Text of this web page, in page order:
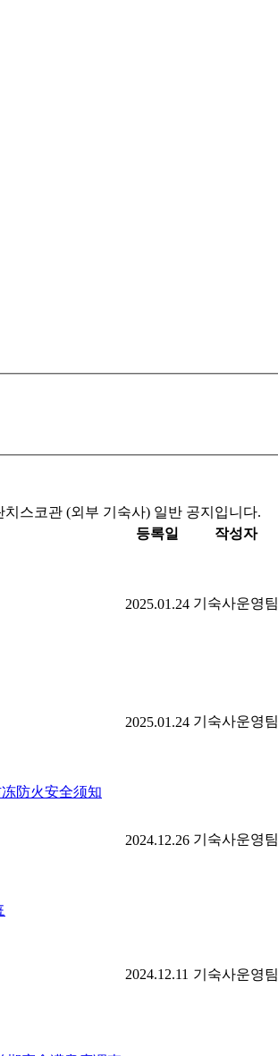
치스코관 (외부 기숙사) 일반 공지입니다.
등록일 작성자
2025.01.24 기숙사운영팀
2025.01.24 기숙사운영팀
防火安全须知
2024.12.26 기숙사운영팀
2024.12.11 기숙사운영팀